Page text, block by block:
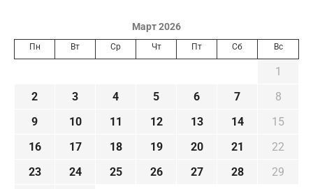
Март 2026
Пн Вт Ср Чт Пт Сб Вс
1
2
3 4 5 6 7
8
9
10 11 12 13 14
15
16
17 18 19 20 21
22
23
24 25 26 27 28
29